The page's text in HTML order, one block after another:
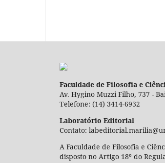
Faculdade de Filosofia e
Av. Hygino Muzzi Filho, 737 -
Telefone: (14) 3414-6932
Laboratório Editorial
Contato:
A Faculdade de Filosofia e
disposto no Artigo 18º do